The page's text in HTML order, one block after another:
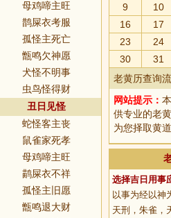
母鸡啼主旺
鹊屎衣考服
孤怪主死亡
甑鸣欠神愿
犬怪不明事
虫鸟怪得财
丑日见怪
蛇怪客主丧
鼠雀家死孝
母鸡啼主旺
鹋屎衣不祥
孤怪主旧愿
甑鸣退大财
9
10
16
17
23
24
30
31
老黄历查询
网站提示：
供专业的老
为您择取黄
选择吉日用事
以事为经以神
天刑，朱雀